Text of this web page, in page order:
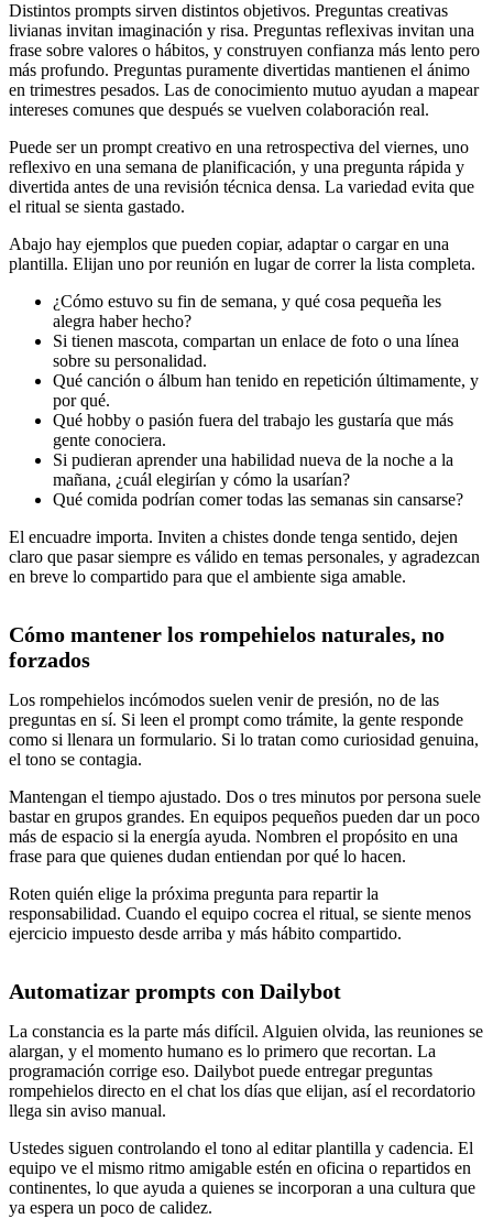
Distintos prompts sirven distintos objetivos. Preguntas creativas
livianas invitan imaginación y risa. Preguntas reflexivas invitan una
frase sobre valores o hábitos, y construyen confianza más lento pero
más profundo. Preguntas puramente divertidas mantienen el ánimo
en trimestres pesados. Las de conocimiento mutuo ayudan a mapear
intereses comunes que después se vuelven colaboración real.
Puede ser un prompt creativo en una retrospectiva del viernes, uno
reflexivo en una semana de planificación, y una pregunta rápida y
divertida antes de una revisión técnica densa. La variedad evita que
el ritual se sienta gastado.
Abajo hay ejemplos que pueden copiar, adaptar o cargar en una
plantilla. Elijan uno por reunión en lugar de correr la lista completa.
¿Cómo estuvo su fin de semana, y qué cosa pequeña les
alegra haber hecho?
Si tienen mascota, compartan un enlace de foto o una línea
sobre su personalidad.
Qué canción o álbum han tenido en repetición últimamente, y
por qué.
Qué hobby o pasión fuera del trabajo les gustaría que más
gente conociera.
Si pudieran aprender una habilidad nueva de la noche a la
mañana, ¿cuál elegirían y cómo la usarían?
Qué comida podrían comer todas las semanas sin cansarse?
El encuadre importa. Inviten a chistes donde tenga sentido, dejen
claro que pasar siempre es válido en temas personales, y agradezcan
en breve lo compartido para que el ambiente siga amable.
Cómo mantener los rompehielos naturales, no
forzados
Los rompehielos incómodos suelen venir de presión, no de las
preguntas en sí. Si leen el prompt como trámite, la gente responde
como si llenara un formulario. Si lo tratan como curiosidad genuina,
el tono se contagia.
Mantengan el tiempo ajustado. Dos o tres minutos por persona suele
bastar en grupos grandes. En equipos pequeños pueden dar un poco
más de espacio si la energía ayuda. Nombren el propósito en una
frase para que quienes dudan entiendan por qué lo hacen.
Roten quién elige la próxima pregunta para repartir la
responsabilidad. Cuando el equipo cocrea el ritual, se siente menos
ejercicio impuesto desde arriba y más hábito compartido.
Automatizar prompts con Dailybot
La constancia es la parte más difícil. Alguien olvida, las reuniones se
alargan, y el momento humano es lo primero que recortan. La
programación corrige eso. Dailybot puede entregar preguntas
rompehielos directo en el chat los días que elijan, así el recordatorio
llega sin aviso manual.
Ustedes siguen controlando el tono al editar plantilla y cadencia. El
equipo ve el mismo ritmo amigable estén en oficina o repartidos en
continentes, lo que ayuda a quienes se incorporan a una cultura que
ya espera un poco de calidez.